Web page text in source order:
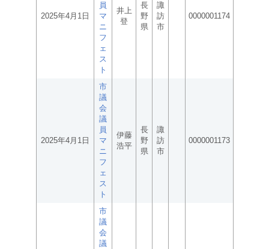
2025年4月1日
員
マ
ニ
フ
ェ
ス
ト
井上
登
長
野
県
諏
訪
市
0000001174
2025年4月1日
市
議
会
議
員
マ
ニ
フ
ェ
ス
ト
伊藤
浩平
長
野
県
諏
訪
市
0000001173
市
議
会
議